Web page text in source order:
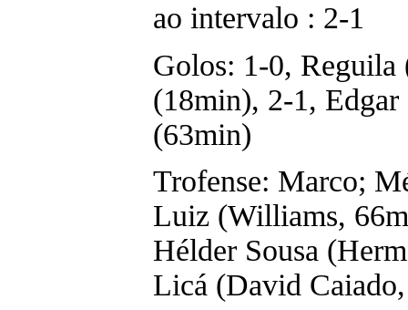
ao intervalo : 2-1
Golos: 1-0,
(18min), 2-1,
(63min)
Trofense: Marco;
Luiz (Williams,
Hélder Sousa
Licá (David